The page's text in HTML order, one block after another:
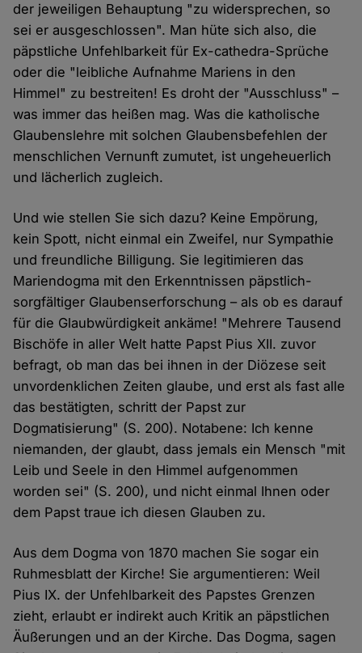
der jeweiligen Behauptung "zu widersprechen, so
sei er ausgeschlossen". Man hüte sich also, die
päpstliche Unfehlbarkeit für Ex-cathedra-Sprüche
oder die "leibliche Aufnahme Mariens in den
Himmel" zu bestreiten! Es droht der "Ausschluss" –
was immer das heißen mag. Was die katholische
Glaubenslehre mit solchen Glaubensbefehlen der
menschlichen Vernunft zumutet, ist ungeheuerlich
und lächerlich zugleich.
Und wie stellen Sie sich dazu? Keine Empörung,
kein Spott, nicht einmal ein Zweifel, nur Sympathie
und freundliche Billigung. Sie legitimieren das
Mariendogma mit den Erkenntnissen päpstlich-
sorgfältiger Glaubenserforschung – als ob es darauf
für die Glaubwürdigkeit ankäme! "Mehrere Tausend
Bischöfe in aller Welt hatte Papst Pius XII. zuvor
befragt, ob man das bei ihnen in der Diözese seit
unvordenklichen Zeiten glaube, und erst als fast alle
das bestätigten, schritt der Papst zur
Dogmatisierung" (S. 200). Notabene: Ich kenne
niemanden, der glaubt, dass jemals ein Mensch "mit
Leib und Seele in den Himmel aufgenommen
worden sei" (S. 200), und nicht einmal Ihnen oder
dem Papst traue ich diesen Glauben zu.
Aus dem Dogma von 1870 machen Sie sogar ein
Ruhmesblatt der Kirche! Sie argumentieren: Weil
Pius IX. der Unfehlbarkeit des Papstes Grenzen
zieht, erlaubt er indirekt auch Kritik an päpstlichen
Äußerungen und an der Kirche. Das Dogma, sagen